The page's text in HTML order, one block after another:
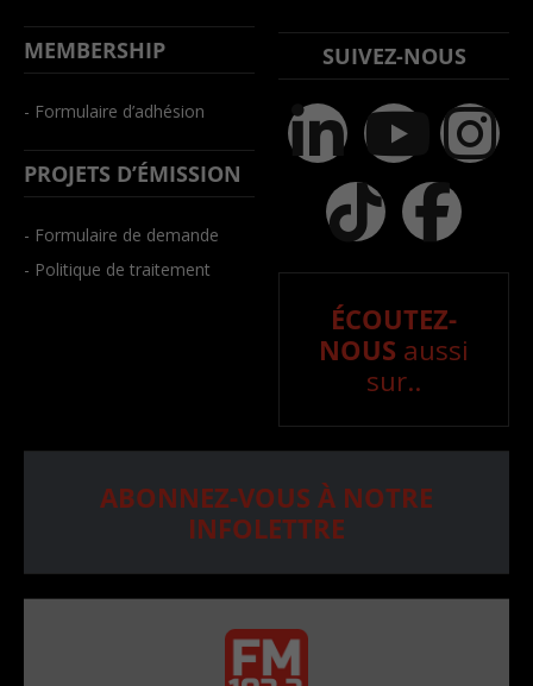
MEMBERSHIP
- Formulaire d’adhésion
PROJETS D’ÉMISSION
- Formulaire de demande
- Politique de traitement
SUIVEZ-NOUS
ÉCOUTEZ-
NOUS aussi
sur..
ABONNEZ-VOUS À NOTRE
INFOLETTRE